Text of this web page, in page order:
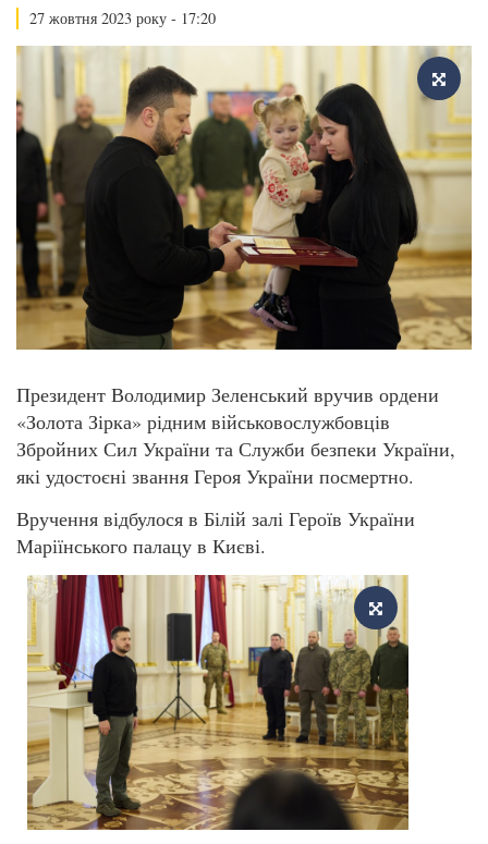
27 жовтня 2023 року - 17:20
Президент Володимир Зеленський вручив ордени
«Золота Зірка» рідним військовослужбовців
Збройних Сил України та Служби безпеки України,
які удостоєні звання Героя України посмертно.
Вручення відбулося в Білій залі Героїв України
Маріїнського палацу в Києві.